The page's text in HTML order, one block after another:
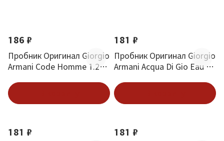
186 ₽
Пробник Оригинал Giorgio
Armani Code Homme 1.2
181 ₽
Пробник Оригинал Giorgio
Armani Acqua Di Gio Eau De
181 ₽ 181 ₽